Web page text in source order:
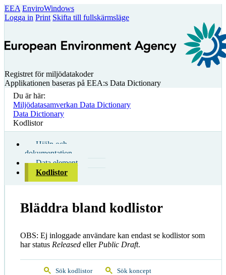
EEA EnviroWindows
Logga in Print Skifta till fullskärmsläge
Registret för miljödatakoder
Applikationen baseras på EEA:s Data Dictionary
Du är här:
Miljödatasamverkan Data Dictionary
Data Dictionary
Kodlistor
Hjälp och
dokumentation
Data element
Kodlistor
Bläddra bland kodlistor
OBS: Ej inloggade användare kan endast se kodlistor som
har status Released eller Public Draft.
Sök kodlistor Sök koncept